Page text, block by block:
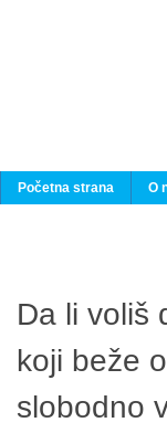
Početna strana O
Da li voliš
koji beže
slobodno